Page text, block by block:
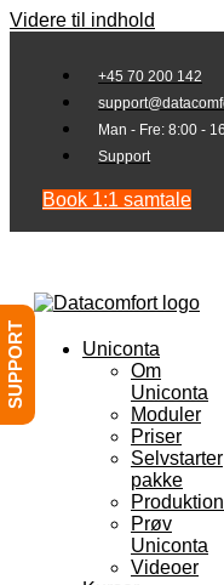
Videre til indhold
+45 70 200 142
Man - Fre: 8:00 -
Support
Book 1:1 samtale
Uniconta
Om
Uniconta
Moduler
Priser
Selvstarter
pakke
Prøv
Uniconta
Videoer
SUPPORT